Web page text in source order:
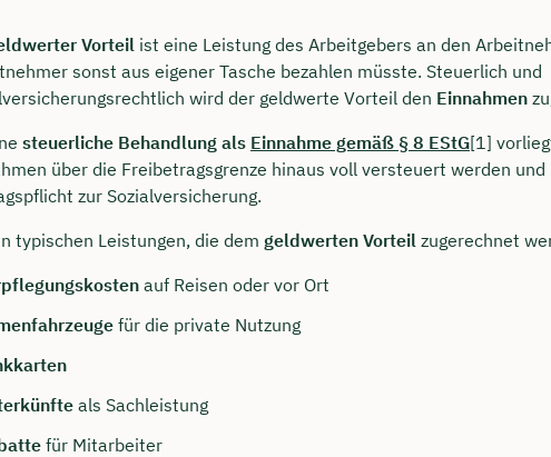
Vorteil ist eine Leistung des Arbeitgebers an den
sonst aus eigener Tasche bezahlen müsste. Steuerlich und
wird der geldwerte Vorteil den Einnahmen
steuerliche Behandlung als Einnahme gemäß § 8 EStG[1]
über die Freibetragsgrenze hinaus voll versteuert werden
zur Sozialversicherung.
typischen Leistungen, die dem geldwerten Vorteil zugerechnet
auf Reisen oder vor Ort
für die private Nutzung
als Sachleistung
für Mitarbeiter